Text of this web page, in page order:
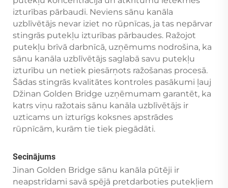
izturības pārbaudi. Neviens sānu kanāla
uzblīvētājs nevar iziet no rūpnīcas, ja tas nepārvar
stingrās putekļu izturības pārbaudes. Ražojot
putekļu brīvā darbnīcā, uzņēmums nodrošina, ka
sānu kanāla uzblīvētājs saglabā savu putekļu
izturību un netiek piesārņots ražošanas procesā.
Šādas stingrās kvalitātes kontroles pasākumi ļauj
Džinan Golden Bridge uzņēmumam garantēt, ka
katrs viņu ražotais sānu kanāla uzblīvētājs ir
uzticams un izturīgs koksnes apstrādes
rūpnīcām, kurām tie tiek piegādāti.
Secinājums
Jinan Golden Bridge sānu kanāla pūtēji ir
neapstrīdami savā spējā pretdarboties putekļiem